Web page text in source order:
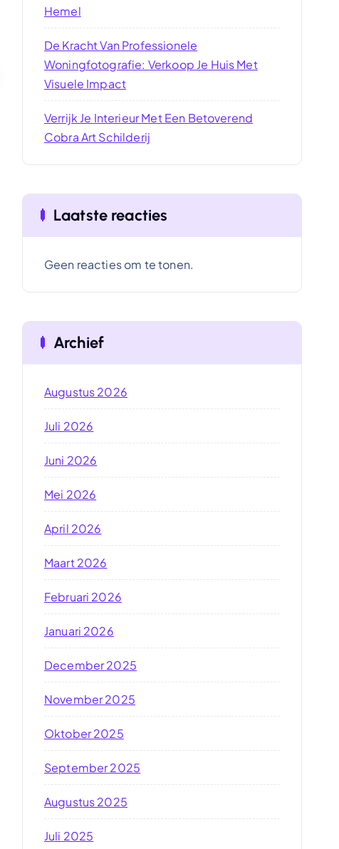
Hemel
De Kracht Van Professionele
Woningfotografie: Verkoop Je Huis Met
Visuele Impact
Verrijk Je Interieur Met Een Betoverend
Cobra Art Schilderij
Laatste reacties
Geen reacties om te tonen.
Archief
Augustus 2026
Juli 2026
Juni 2026
Mei 2026
April 2026
Maart 2026
Februari 2026
Januari 2026
December 2025
November 2025
Oktober 2025
September 2025
Augustus 2025
Juli 2025